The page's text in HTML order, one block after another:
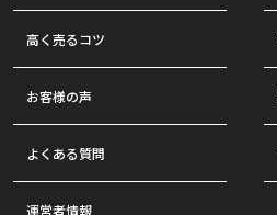
高く売るコツ
お客様の声
よくある質問
運営者情報